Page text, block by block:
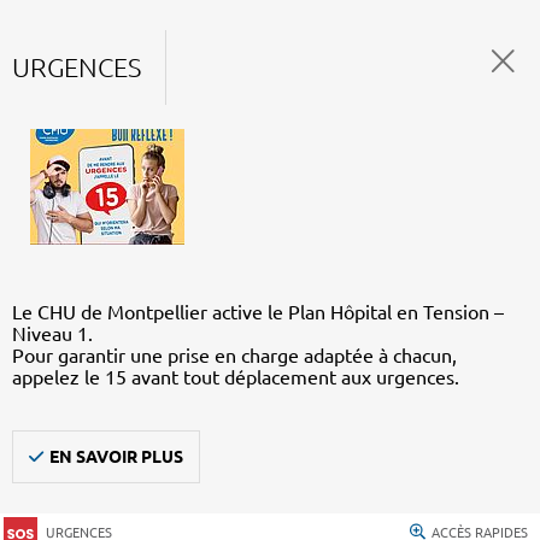
URGENCES
Le CHU de Montpellier active le Plan Hôpital en Tension –
Niveau 1.
Pour garantir une prise en charge adaptée à chacun,
appelez le 15 avant tout déplacement aux urgences.
EN SAVOIR PLUS
URGENCES ACCÈS RAPIDES